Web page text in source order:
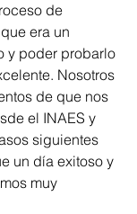
de
era un
y poder probarlo
Nosotros
de que nos
el INAES y
siguientes
un día exitoso y
muy